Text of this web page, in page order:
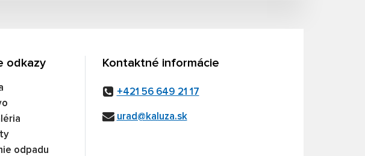
odkazy
odpadu
Kontaktné informácie
+421 56 649 21 17
urad@kaluza.sk